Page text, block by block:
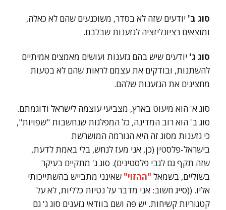
סוג ב' יודעים שזה לא בסדר, משוכנעים שהם לא כאלה,
ומוצאים רציונליזציה לגזענות שבלבם.
סוג ג' יודעים שיש בהם גזענות ועושים מאמצים אמיתיים
להשתנות, ובודקים את עצמם לראות שהם לא בטעות
מחצינים את הגזענות שלהם.
סוג א' הוא מיעוט בארץ, מצביעי עוצמה לישראל ודוגמתם.
סוג ב' הוא רוב המדינה, כל המפלגות שנחשבות "שפויות",
כי גזענות מסוג זה היא הנורמה המושרשת
בישראל-פלסטין (כן, אני מעז לנחש, בלי באמת לדעת,
שזה תקף גם לגבי פלסטינים). סוג ג' מתקיים בעיקר
בשוליים, בשמאל "ההזוי" שאינני מתבייש בהשתייכותי
אליו. ((סייג חשוב: אני מדבר על נטיות כלליות, לא על
קטגוריות קשיחות. יש פה ושם בוודאי גזענים סוג ג' גם